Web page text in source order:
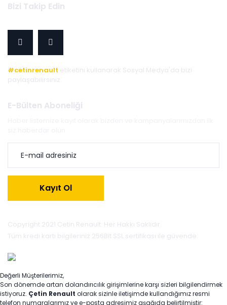
Bizi Takip Edin
#cetinrenault etiketini kullanarak Sosyal Medya'da bizi
paylaşabilirsiniz.
E-Bülten Aboneliği
Kayıt Ol
Copyright 2021 Cetin Renault. Her Hakkı Saklıdır.
Tüm kredi kartı bilgileriniz 256Bit SSL sertifikası ile güvende.
Değerli Müşterilerimiz,
Son dönemde artan dolandırıcılık girişimlerine karşı sizleri bilgilendirmek
istiyoruz. Çetin Renault olarak sizinle iletişimde kullandığımız resmi
telefon numaralarımız ve e-posta adresimiz aşağıda belirtilmiştir: